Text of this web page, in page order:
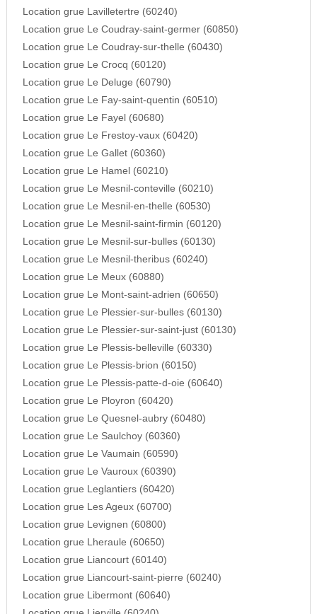
Location grue Lavilletertre (60240)
Location grue Le Coudray-saint-germer (60850)
Location grue Le Coudray-sur-thelle (60430)
Location grue Le Crocq (60120)
Location grue Le Deluge (60790)
Location grue Le Fay-saint-quentin (60510)
Location grue Le Fayel (60680)
Location grue Le Frestoy-vaux (60420)
Location grue Le Gallet (60360)
Location grue Le Hamel (60210)
Location grue Le Mesnil-conteville (60210)
Location grue Le Mesnil-en-thelle (60530)
Location grue Le Mesnil-saint-firmin (60120)
Location grue Le Mesnil-sur-bulles (60130)
Location grue Le Mesnil-theribus (60240)
Location grue Le Meux (60880)
Location grue Le Mont-saint-adrien (60650)
Location grue Le Plessier-sur-bulles (60130)
Location grue Le Plessier-sur-saint-just (60130)
Location grue Le Plessis-belleville (60330)
Location grue Le Plessis-brion (60150)
Location grue Le Plessis-patte-d-oie (60640)
Location grue Le Ployron (60420)
Location grue Le Quesnel-aubry (60480)
Location grue Le Saulchoy (60360)
Location grue Le Vaumain (60590)
Location grue Le Vauroux (60390)
Location grue Leglantiers (60420)
Location grue Les Ageux (60700)
Location grue Levignen (60800)
Location grue Lheraule (60650)
Location grue Liancourt (60140)
Location grue Liancourt-saint-pierre (60240)
Location grue Libermont (60640)